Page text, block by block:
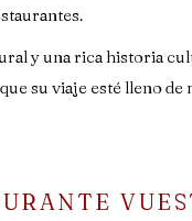
y una rica historia
su viaje esté lleno